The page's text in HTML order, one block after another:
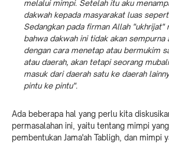
melalui mimpi. Setelah itu aku
dakwah kepada masyarakat luas
Sedangkan pada firman Allah "ukhrijat"
bahwa dakwah ini tidak akan sempurna
dengan cara menetap atau bermukim
atau daerah, akan tetapi seorang
masuk dari daerah satu ke daerah
pintu ke pintu".
Ada beberapa hal yang perlu kita
permasalahan ini, yaitu tentang mimpi
pembentukan Jama'ah Tabligh, dan mimpi